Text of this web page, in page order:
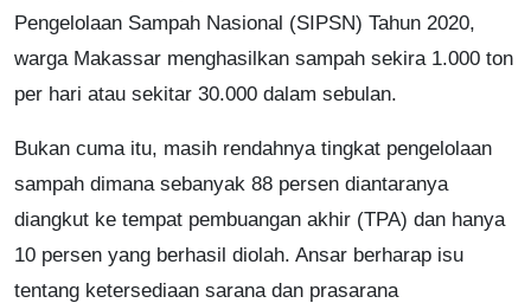
Pengelolaan Sampah Nasional (SIPSN) Tahun 2020,
warga Makassar menghasilkan sampah sekira 1.000 ton
per hari atau sekitar 30.000 dalam sebulan.
Bukan cuma itu, masih rendahnya tingkat pengelolaan
sampah dimana sebanyak 88 persen diantaranya
diangkut ke tempat pembuangan akhir (TPA) dan hanya
10 persen yang berhasil diolah. Ansar berharap isu
tentang ketersediaan sarana dan prasarana